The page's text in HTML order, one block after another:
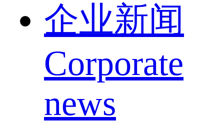
企业新闻
Corporate
news